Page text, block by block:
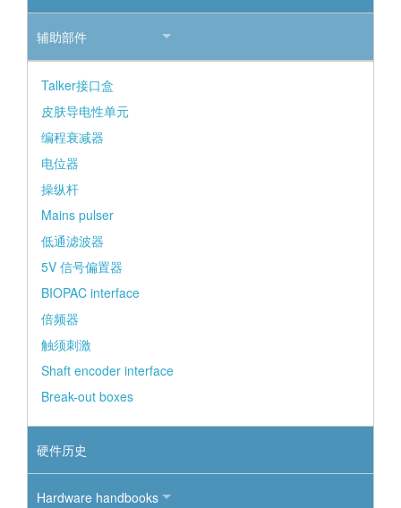
辅助部件
Talker接口盒
皮肤导电性单元
编程衰减器
电位器
操纵杆
Mains pulser
低通滤波器
5V 信号偏置器
BIOPAC interface
倍频器
触须刺激
Shaft encoder interface
Break-out boxes
硬件历史
Hardware handbooks